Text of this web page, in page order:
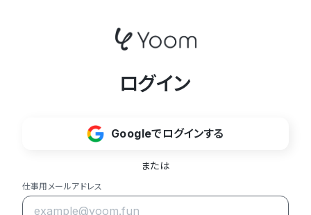
ログイン
Googleでログインする
または
仕事用メールアドレス